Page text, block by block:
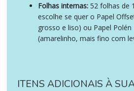
Folhas internas: 52 folhas de
escolhe se quer o Papel
grosso e liso) ou Papel Polén
(amarelinho, mais fino com
ITENS ADICIONAIS À